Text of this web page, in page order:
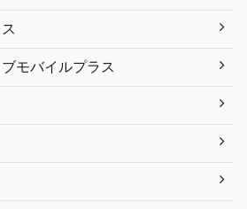
モバイルプラス